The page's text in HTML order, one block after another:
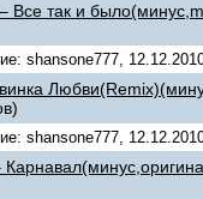
Все так и
shansone777,
shansone777,